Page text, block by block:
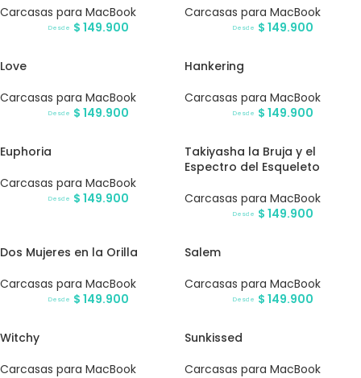
Carcasas para MacBook
Desde $ 149.900
Carcasas para MacBook
Desde $ 149.900
Love
Carcasas para MacBook
Desde $ 149.900
Hankering
Carcasas para MacBook
Desde $ 149.900
Euphoria
Carcasas para MacBook
Desde $ 149.900
Takiyasha la Bruja y el
Espectro del Esqueleto
Carcasas para MacBook
Desde $ 149.900
Dos Mujeres en la Orilla
Carcasas para MacBook
Desde $ 149.900
Salem
Carcasas para MacBook
Desde $ 149.900
Witchy
Carcasas para MacBook
Sunkissed
Carcasas para MacBook